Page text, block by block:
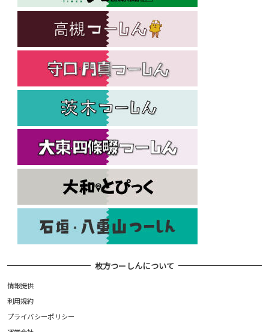
枚方つーしんについて
情報提供
利用規約
プライバシーポリシー